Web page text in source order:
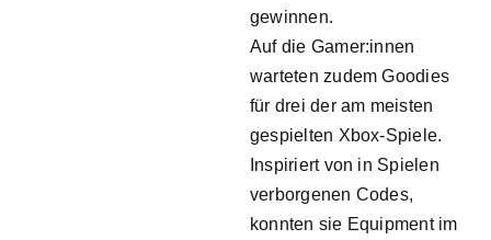
gewinnen.
Auf die Gamer:innen
warteten zudem Goodies
für drei der am meisten
gespielten Xbox-Spiele.
Inspiriert von in Spielen
verborgenen Codes,
konnten sie Equipment im